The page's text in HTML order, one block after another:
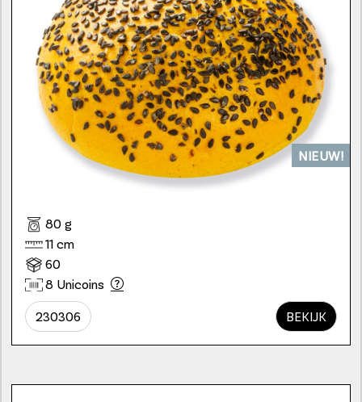
NIEUW!
80 g
11 cm
60
8 Unicoins
230306 BEKIJK